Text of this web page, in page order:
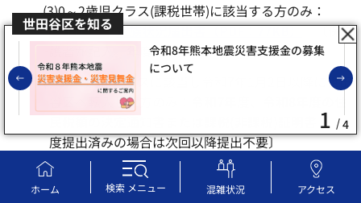
ホーム 検索メニュー 混雑状況 アクセス
(3)0～2歳児クラス(課税世帯)に該当する方のみ：
家族状況届出書（PDF：77KB）
〔保
護者が記入。年度の初回申請時のみ必要〕
(4)0～2歳児クラスに該当し令和7年1月2日以降に世田
谷区へ転入した方のみ：
民税額の決定通知書または課税(非課税)証明書〔一
度提出済みの場合は次回以降提出不要〕
郵送先（簡易書留推奨）
世田谷区を知る
前のスライドを表示
1 4
令和8年熊本地震災害支援金の募集
について